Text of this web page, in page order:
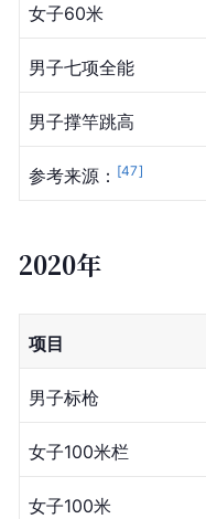
女子60米
男子七项全能
男子撑竿跳高
参考来源： [47]
2020年
项目
男子标枪
女子100米栏
女子100米